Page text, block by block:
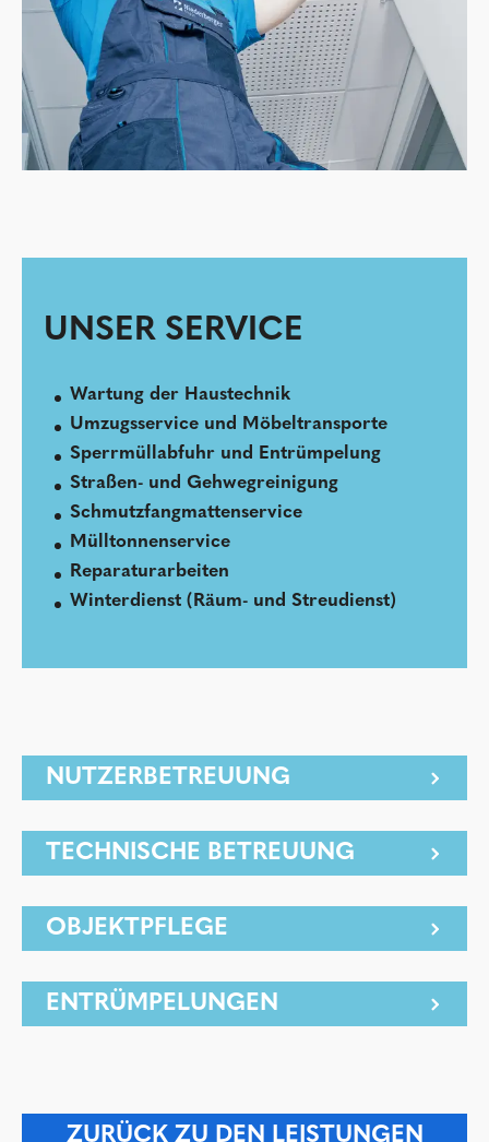
UNSER SERVICE
Wartung der Haustechnik
Umzugsservice und Möbeltransporte
Sperrmüllabfuhr und Entrümpelung
Straßen- und Gehwegreinigung
Schmutzfangmattenservice
Mülltonnenservice
Reparaturarbeiten
Winterdienst (Räum- und Streudienst)
NUTZERBETREUUNG
TECHNISCHE BETREUUNG
OBJEKTPFLEGE
ENTRÜMPELUNGEN
ZURÜCK ZU DEN LEISTUNGEN